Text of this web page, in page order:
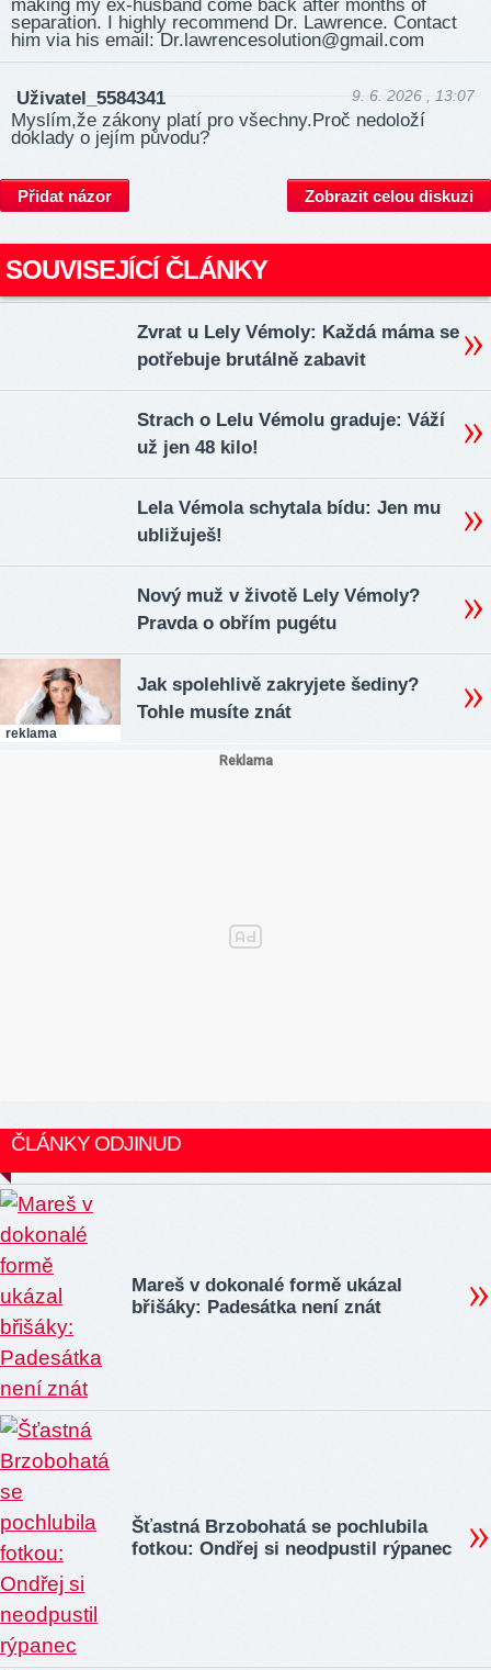
making my ex-husband come back after months of
separation. I highly recommend Dr. Lawrence. Contact
him via his email: Dr.law­rence­solu­tion@­gmail­.com
Uživatel_5584341 9. 6. 2026 , 13:07
Myslím,že zákony platí pro všechny.Proč nedoloží
doklady o jejím původu?
Přidat názor Zobrazit celou diskuzi
SOUVISEJÍCÍ ČLÁNKY
Zvrat u Lely Vémoly: Každá máma se
potřebuje brutálně zabavit
Strach o Lelu Vémolu graduje: Váží
už jen 48 kilo!
Lela Vémola schytala bídu: Jen mu
ubližuješ!
Nový muž v životě Lely Vémoly?
Pravda o obřím pugétu
reklama
Jak spolehlivě zakryjete šediny?
Tohle musíte znát
ČLÁNKY ODJINUD
Mareš v dokonalé formě ukázal
břišáky: Padesátka není znát
Šťastná Brzobohatá se pochlubila
fotkou: Ondřej si neodpustil rýpanec